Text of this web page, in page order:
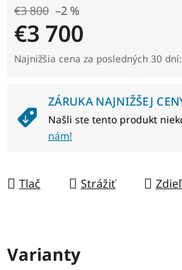
€3 800 –2 %
€3 700
Jednotková cena:
Najnižšia cena za posledných 30
ZÁRUKA NAJNIŽŠEJ
Našli ste tento produkt
nám!
Tlač Strážiť
Varianty